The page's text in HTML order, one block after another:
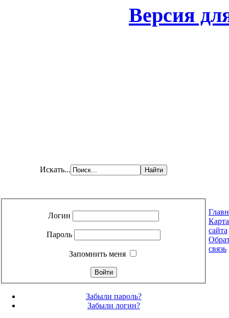
Версия
Искать...
Логин
Пароль
Запомнить меня
Забыли пароль?
Забыли логин?
Карта
сайта
связь